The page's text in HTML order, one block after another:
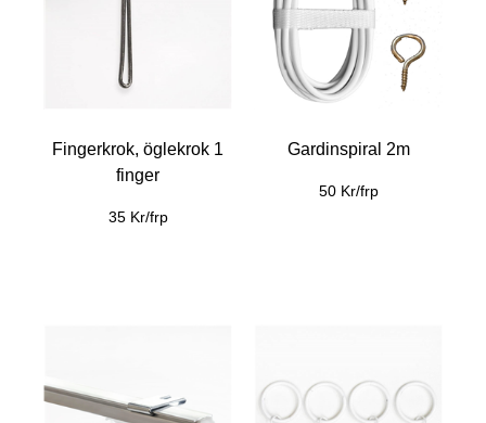
Fingerkrok, öglekrok 1
finger
35 Kr/frp
Gardinspiral 2m
50 Kr/frp